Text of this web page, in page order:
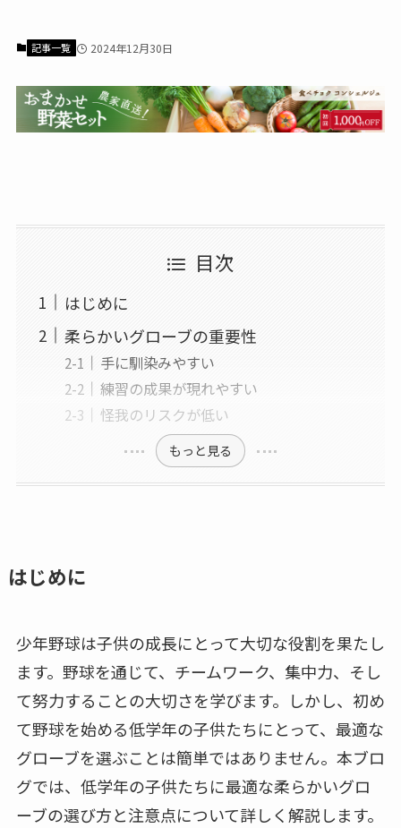
記事一覧 2024年12月30日
目次
はじめに
柔らかいグローブの重要性
手に馴染みやすい
練習の成果が現れやすい
怪我のリスクが低い
もっと見る
はじめに
少年野球は子供の成長にとって大切な役割を果たし
ます。野球を通じて、チームワーク、集中力、そし
て努力することの大切さを学びます。しかし、初め
て野球を始める低学年の子供たちにとって、最適な
グローブを選ぶことは簡単ではありません。本ブロ
グでは、低学年の子供たちに最適な柔らかいグロ
ーブの選び方と注意点について詳しく解説します。